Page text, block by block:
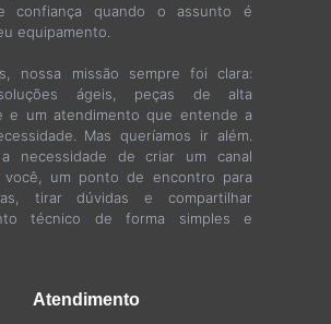
confiança quando o assunto é
equipamento.
nossa missão sempre foi clara:
ágeis, peças de alta
e um atendimento que entende a
Mas queríamos ir além.
a necessidade de criar um canal
um ponto de encontro para
tirar dúvidas e compartilhar
técnico de forma simples e
Atendimento